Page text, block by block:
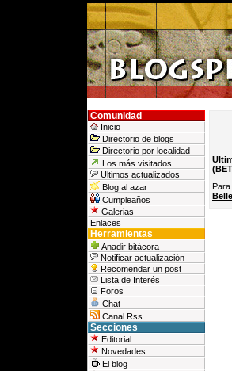
Comunidad
Inicio
Directorio de blogs
Directorio por localidad
Los más visitados
Ultimos actualizados
Blog al azar
Cumpleaños
Galerias
Enlaces
Herramientas
Anadir bitácora
Notificar actualización
Recomendar un post
Lista de Interés
Foros
Chat
Canal Rss
Secciones
Editorial
Novedades
El blog